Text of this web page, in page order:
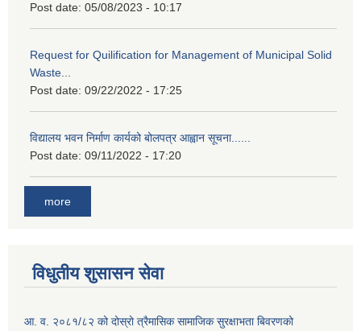
Post date: 05/08/2023 - 10:17
Request for Quilification for Management of Municipal Solid
Waste...
Post date: 09/22/2022 - 17:25
विद्यालय भवन निर्माण कार्यको बोलपत्र आह्वान सूचना......
Post date: 09/11/2022 - 17:20
more
विधुतीय शुसासन सेवा
आ. व. २०८१/८२ को दोस्रो त्रैमासिक सामाजिक सुरक्षाभता बिवरणको